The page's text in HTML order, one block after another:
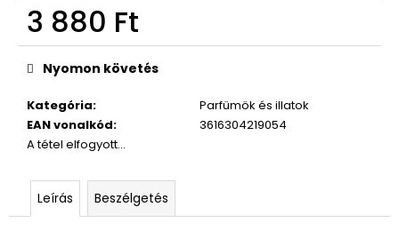
3 880 Ft
Egységár:
Kategória:
Parfümök és illatok
EAN vonalkód:
3616304219054
A tétel elfogyott…
Nyomon követés
Leírás Beszélgetés